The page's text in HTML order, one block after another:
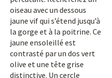
oiseau avec un dessous
jaune vif qui s’étend jusqu’à
la gorge et à la poitrine. Ce
jaune ensoleillé est
contrasté par un dos vert
olive et une tête grise
distinctive. Un cercle